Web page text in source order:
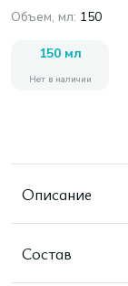
Объем, мл: 150
150 мл
Нет в наличии
Описание
Состав